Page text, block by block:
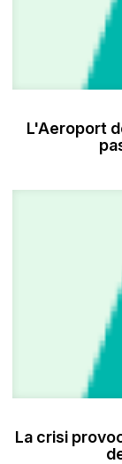
L'Aeroport
La crisi